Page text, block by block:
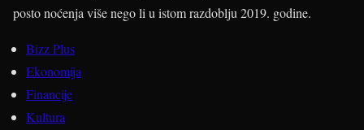
posto noćenja više nego li u istom razdoblju 2019. godine.
Bizz Plus
Ekonomija
Financije
Kultura